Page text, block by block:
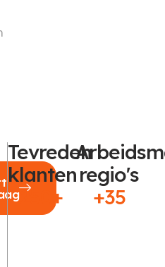
Tevreden
klanten
250+
regio's
+35